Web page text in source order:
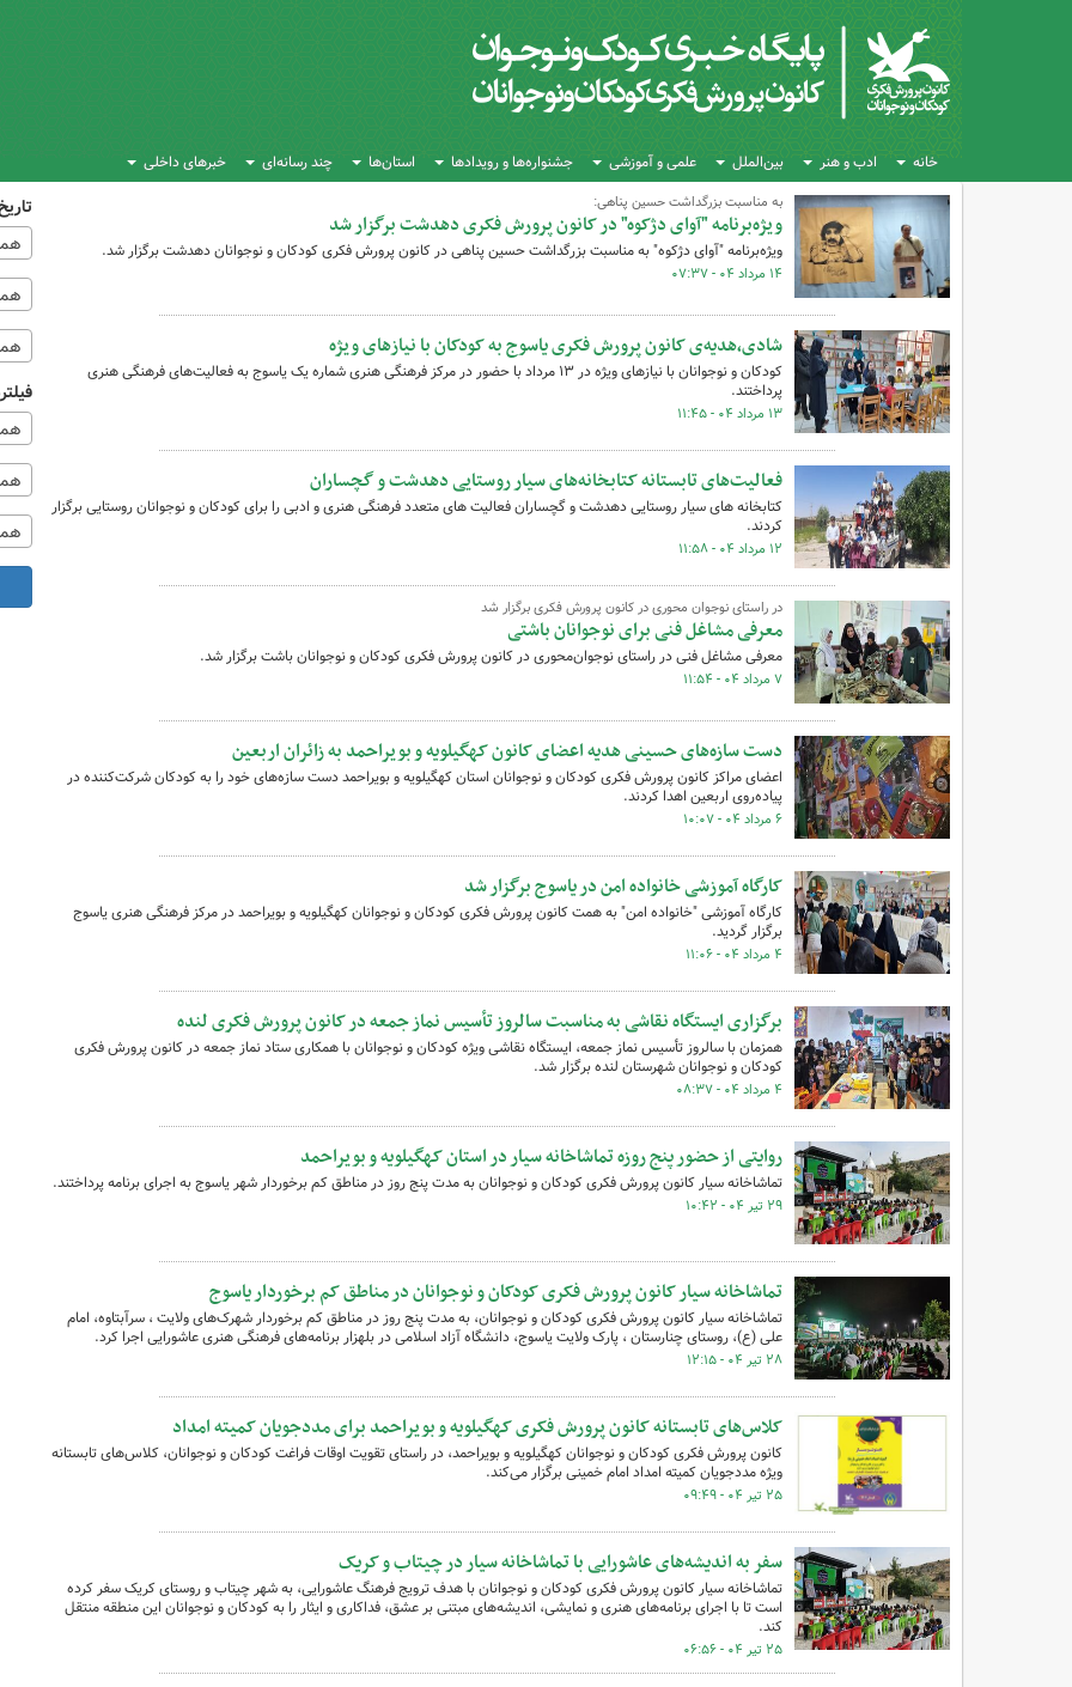
خانه ادب و هنر بین‌الملل علمی و آموزشی جشنواره‌ها و رویدادها استان‌ها چند رسانه‌ای خبرهای داخلی
به مناسبت بزرگداشت حسین پناهی:
ویژه‌برنامه "آوای دژکوه" در کانون پرورش فکری دهدشت برگزار شد
ویژه‌برنامه "آوای دژکوه" به مناسبت بزرگداشت حسین پناهی در کانون پرورش فکری کودکان و نوجوانان دهدشت برگزار شد.
۱۴ مرداد ۰۴ - ۰۷:۳۷
شادی،هدیه‌ی کانون پرورش فکری یاسوج به کودکان با نیازهای ویژه
کودکان و نوجوانان با نیازهای ویژه در ۱۳ مرداد با حضور در مرکز فرهنگی هنری شماره یک یاسوج به فعالیت‌های فرهنگی هنری
پرداختند.
۱۳ مرداد ۰۴ - ۱۱:۴۵
فعالیت‌های تابستانه کتابخانه‌های سیار روستایی دهدشت و گچساران
کتابخانه های سیار روستایی دهدشت و گچساران فعالیت های متعدد فرهنگی هنری و ادبی را برای کودکان و نوجوانان روستایی برگزار
کردند.
۱۲ مرداد ۰۴ - ۱۱:۵۸
در راستای نوجوان محوری در کانون پرورش فکری برگزار شد
معرفی مشاغل فنی برای نوجوانان باشتی
معرفی مشاغل فنی در راستای نوجوان‌محوری در کانون پرورش فکری کودکان و نوجوانان باشت برگزار شد.
۷ مرداد ۰۴ - ۱۱:۵۴
دست سازه‌های حسینی هدیه اعضای کانون کهگیلویه و بویراحمد به زائران اربعین
اعضای مراکز کانون پرورش فکری کودکان و نوجوانان استان کهگیلویه و بویراحمد دست سازه‌های خود را به کودکان شرکت‌کننده در
پیاده‌روی اربعین اهدا کردند.
۶ مرداد ۰۴ - ۱۰:۰۷
کارگاه آموزشی خانواده امن در یاسوج برگزار شد
کارگاه آموزشی "خانواده امن" به همت کانون پرورش فکری کودکان و نوجوانان کهگیلویه و بویراحمد در مرکز فرهنگی هنری یاسوج
برگزار گردید.
۴ مرداد ۰۴ - ۱۱:۰۶
برگزاری ایستگاه نقاشی به مناسبت سالروز تأسیس نماز جمعه در کانون پرورش فکری لنده
همزمان با سالروز تأسیس نماز جمعه، ایستگاه نقاشی ویژه کودکان و نوجوانان با همکاری ستاد نماز جمعه در کانون پرورش فکری
کودکان و نوجوانان شهرستان لنده برگزار شد.
۴ مرداد ۰۴ - ۰۸:۳۷
روایتی از حضور پنج روزه تماشاخانه سیار در استان کهگیلویه و بویراحمد
تماشاخانه سیار کانون پرورش فکری کودکان و نوجوانان به مدت پنج روز در مناطق کم برخوردار شهر یاسوج به اجرای برنامه پرداختند.
۲۹ تیر ۰۴ - ۱۰:۴۲
تماشاخانه سیار کانون پرورش فکری کودکان و نوجوانان در مناطق کم برخوردار یاسوج
تماشاخانه سیار کانون پرورش فکری کودکان و نوجوانان، به مدت پنج روز در مناطق کم برخوردار شهرک‌های ولایت ، سرآبتاوه، امام
علی (ع)، روستای چنارستان ، پارک ولایت یاسوج، دانشگاه آزاد اسلامی در بلهزار برنامه‌های فرهنگی هنری عاشورایی اجرا کرد.
۲۸ تیر ۰۴ - ۱۲:۱۵
کلاس‌های تابستانه کانون پرورش فکری کهگیلویه و بویراحمد برای مددجویان کمیته امداد
کانون پرورش فکری کودکان و نوجوانان کهگیلویه و بویراحمد، در راستای تقویت اوقات فراغت کودکان و نوجوانان، کلاس‌های تابستانه
ویژه مددجویان کمیته امداد امام خمینی برگزار می‌کند.
۲۵ تیر ۰۴ - ۰۹:۴۹
سفر به اندیشه‌های عاشورایی با تماشاخانه سیار در چیتاب و کریک
تماشاخانه سیار کانون پرورش فکری کودکان و نوجوانان با هدف ترویج فرهنگ عاشورایی، به شهر چیتاب و روستای کریک سفر کرده
است تا با اجرای برنامه‌های هنری و نمایشی، اندیشه‌های مبتنی بر عشق، فداکاری و ایثار را به کودکان و نوجوانان این منطقه منتقل
کند.
۲۵ تیر ۰۴ - ۰۶:۵۶